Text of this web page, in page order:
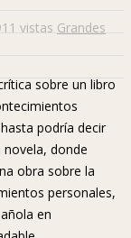
vistas Grandes
sobre un libro
podría decir
donde
obra sobre la
personales,
en